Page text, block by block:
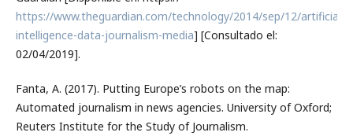
https://www.theguardian.com/technology/2014/sep/12/artificial-
intelligence-data-journalism-media] [Consultado el:
02/04/2019].
Fanta, A. (2017). Putting Europe’s robots on the map:
Automated journalism in news agencies. University of Oxford;
Reuters Institute for the Study of Journalism.